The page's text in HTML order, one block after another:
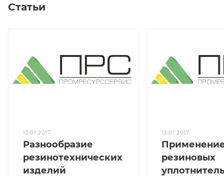
Статьи
13.01.2017
Разнообразие
резинотехнических
изделий
13.01.2017
резиновых